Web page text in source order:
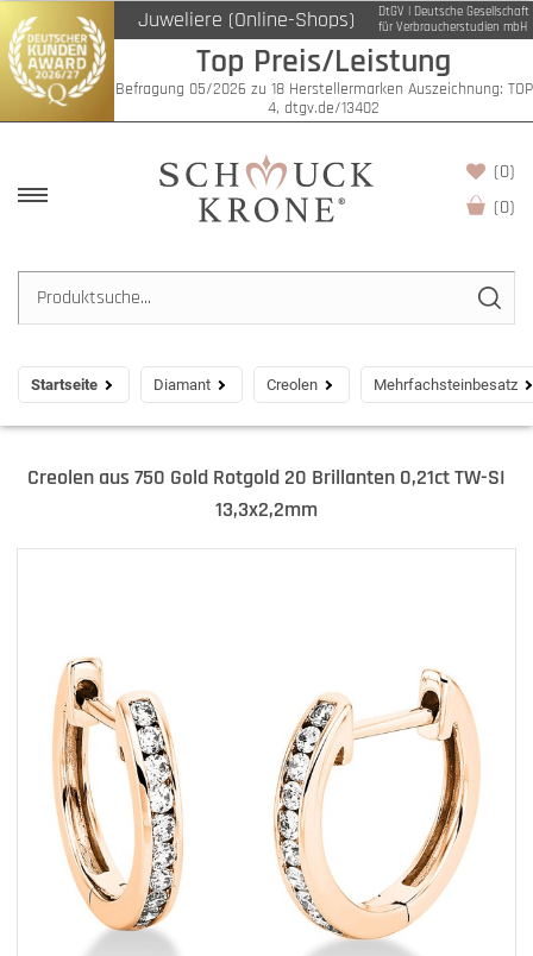
Juweliere (Online-Shops)
DtGV | Deutsche Gesellschaft
für Verbraucherstudien mbH
Top Preis/Leistung
Befragung 05/2026 zu 18 Herstellermarken Auszeichnung: TOP
4, dtgv.de/13402
(0)
(0)
Startseite Diamant Creolen Mehrfachsteinbesatz
Creolen aus 750 Gold Rotgold 20 Brillanten 0,21ct TW-SI
13,3x2,2mm